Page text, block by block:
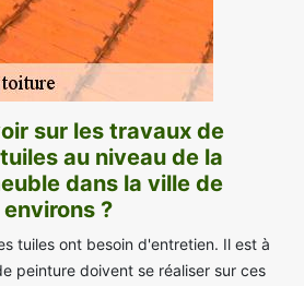
sur les travaux de
au niveau de la
dans la ville de
?
tuiles ont besoin d'entretien. Il est à
peinture doivent se réaliser sur ces